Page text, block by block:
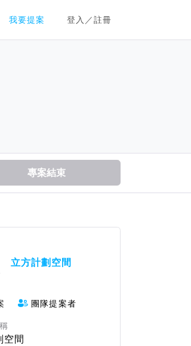
我要提案 登入／註冊
專案結束
立方計劃空間
團隊提案者
空間